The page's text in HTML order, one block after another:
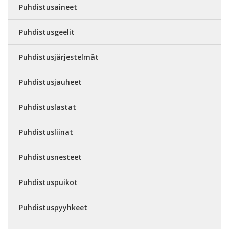
Puhdistusaineet
Puhdistusgeelit
Puhdistusjärjestelmät
Puhdistusjauheet
Puhdistuslastat
Puhdistusliinat
Puhdistusnesteet
Puhdistuspuikot
Puhdistuspyyhkeet